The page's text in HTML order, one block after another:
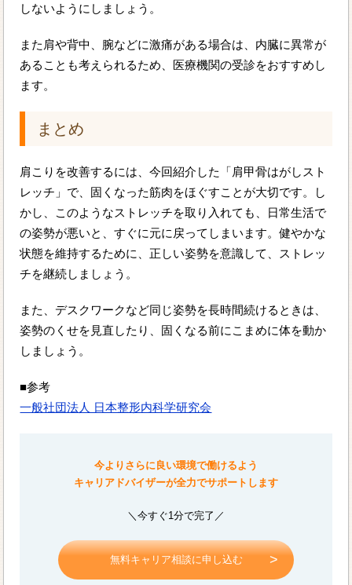
しないようにしましょう。
また肩や背中、腕などに激痛がある場合は、内臓に異常が
あることも考えられるため、医療機関の受診をおすすめし
ます。
まとめ
肩こりを改善するには、今回紹介した「肩甲骨はがしスト
レッチ」で、固くなった筋肉をほぐすことが大切です。し
かし、このようなストレッチを取り入れても、日常生活で
の姿勢が悪いと、すぐに元に戻ってしまいます。健やかな
状態を維持するために、正しい姿勢を意識して、ストレッ
チを継続しましょう。
また、デスクワークなど同じ姿勢を長時間続けるときは、
姿勢のくせを見直したり、固くなる前にこまめに体を動か
しましょう。
■参考
一般社団法人 日本整形内科学研究会
今よりさらに良い環境で働けるよう
キャリアドバイザーが全力でサポートします
＼今すぐ1分で完了／
無料キャリア相談に申し込む